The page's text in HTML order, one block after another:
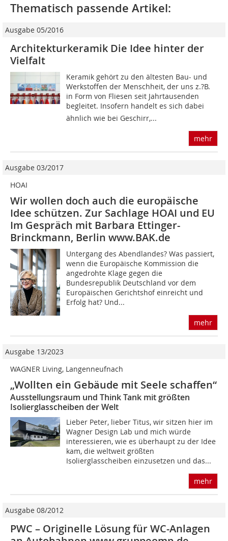
Thematisch passende Artikel:
Ausgabe 05/2016
Architekturkeramik Die Idee hinter der
Vielfalt
Keramik gehört zu den ältesten Bau- und
Werkstoffen der Menschheit, der uns z.?B.
in Form von Fliesen seit Jahrtausenden
begleitet. Insofern handelt es sich dabei 
ähnlich wie bei Geschirr,...
mehr
Ausgabe 03/2017
HOAI
Wir wollen doch auch die europäische
Idee schützen. Zur Sachlage HOAI und EU
Im Gespräch mit Barbara Ettinger-
Brinckmann, Berlin www.BAK.de
Untergang des Abendlandes? Was passiert,
wenn die Europäische Kommission die
angedrohte Klage gegen die
Bundesrepublik Deutschland vor dem
Europäischen Gerichtshof einreicht und
Erfolg hat? Und...
mehr
Ausgabe 13/2023
WAGNER Living, Langenneufnach
„Wollten ein Gebäude mit Seele schaffen“
Ausstellungsraum und Think Tank mit größten
Isolierglasscheiben der Welt
Lieber Peter, lieber Titus, wir sitzen hier im
Wagner Design Lab und mich würde
interessieren, wie es überhaupt zu der Idee
kam, die weltweit größten
Isolierglasscheiben einzusetzen und das...
mehr
Ausgabe 08/2012
PWC – Originelle Lösung für WC-Anlagen